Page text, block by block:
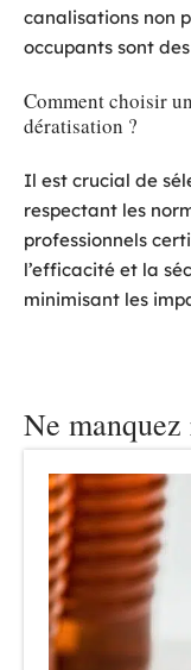
canalisations non
occupants sont
Comment choisir
dératisation ?
Il est crucial de
respectant les
professionnels
l’efficacité et la
minimisant les
Ne